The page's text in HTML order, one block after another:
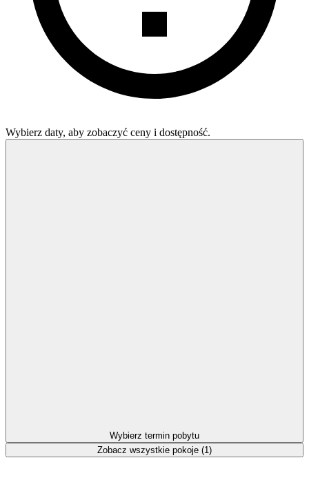
Wybierz daty, aby zobaczyć ceny i dostępność.
Wybierz termin pobytu
Zobacz wszystkie pokoje (1)